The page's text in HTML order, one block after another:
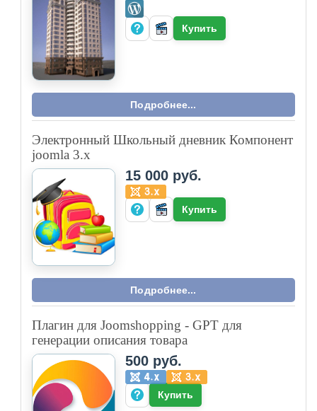
Купить
Подробнее...
Электронный Школьный дневник Компонент
joomla 3.x
15 000 руб.
Купить
Подробнее...
Плагин для Joomshopping - GPT для
генерации описания товара
500 руб.
Купить